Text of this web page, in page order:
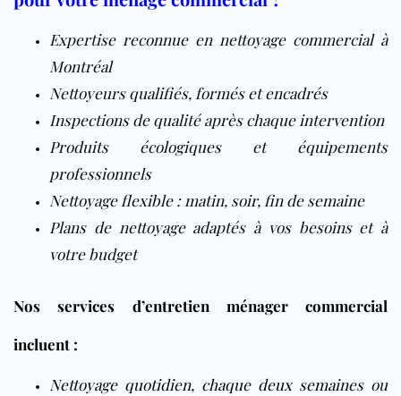
Expertise reconnue en nettoyage commercial à
Montréal
Nettoyeurs qualifiés, formés et encadrés
Inspections de qualité après chaque intervention
Produits écologiques et équipements
professionnels
Nettoyage flexible : matin, soir, fin de semaine
Plans de nettoyage adaptés à vos besoins et à
votre budget
Nos services d’entretien ménager commercial
incluent :
Nettoyage quotidien, chaque deux semainesou